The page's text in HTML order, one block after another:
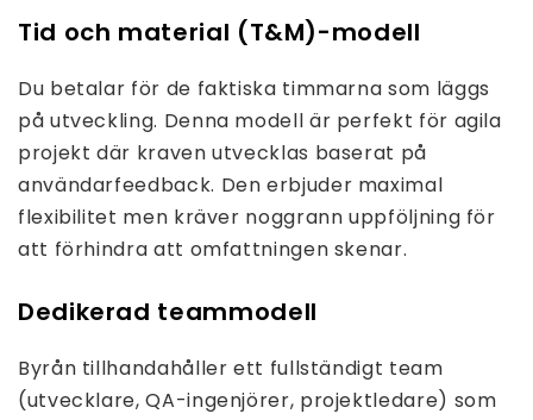
Tid och material (T&M)-modell
Du betalar för de faktiska timmarna som läggs
på utveckling. Denna modell är perfekt för agila
projekt där kraven utvecklas baserat på
användarfeedback. Den erbjuder maximal
flexibilitet men kräver noggrann uppföljning för
att förhindra att omfattningen skenar.
Dedikerad teammodell
Byrån tillhandahåller ett fullständigt team
(utvecklare, QA-ingenjörer, projektledare) som